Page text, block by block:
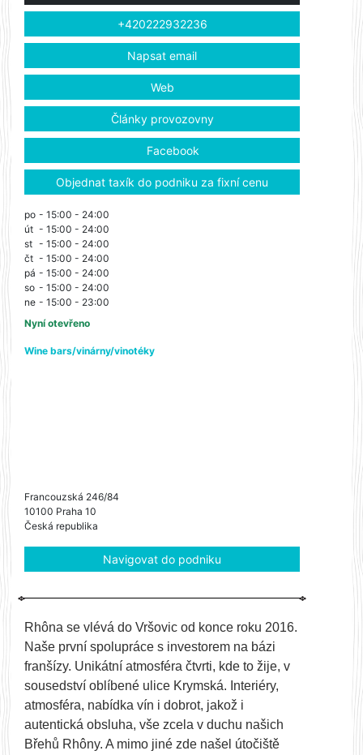
+420222932236
Napsat email
Web
Články provozovny
Facebook
Objednat taxík do podniku za fixní cenu
po - 15:00 - 24:00
út - 15:00 - 24:00
st - 15:00 - 24:00
čt - 15:00 - 24:00
pá - 15:00 - 24:00
so - 15:00 - 24:00
ne - 15:00 - 23:00
Nyní otevřeno
Wine bars/vinárny/vinotéky
Francouzská 246/84
10100 Praha 10
Česká republika
Navigovat do podniku
Rhôna se vlévá do Vršovic od konce roku 2016.
Naše první spolupráce s investorem na bázi
franšízy. Unikátní atmosféra čtvrti, kde to žije, v
sousedství oblíbené ulice Krymská. Interiéry,
atmosféra, nabídka vín i dobrot, jakož i
autentická obsluha, vše zcela v duchu našich
Břehů Rhôny. A mimo jiné zde našel útočiště